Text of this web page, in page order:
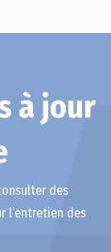
à jour
des
l’entretien des